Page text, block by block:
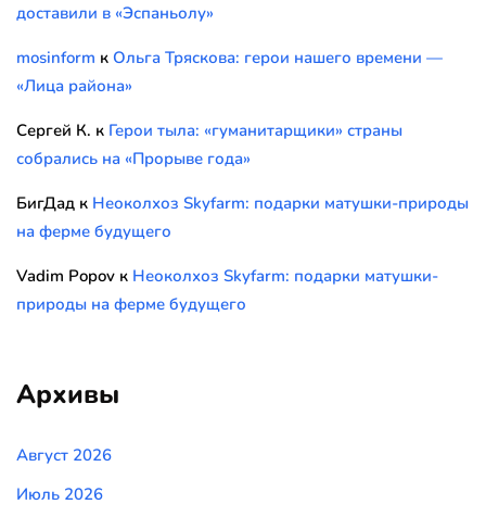
доставили в «Эспаньолу»
mosinform к Ольга Тряскова: герои нашего времени —
«Лица района»
Сергей К. к Герои тыла: «гуманитарщики» страны
собрались на «Прорыве года»
БигДад к Неоколхоз Skyfarm: подарки матушки-природы
на ферме будущего
Vadim Popov к Неоколхоз Skyfarm: подарки матушки-
природы на ферме будущего
Архивы
Август 2026
Июль 2026